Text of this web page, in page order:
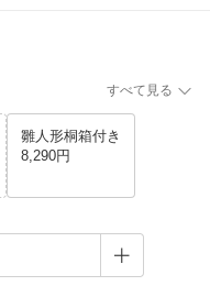
すべて見る
雛人形桐箱付き
8,290円